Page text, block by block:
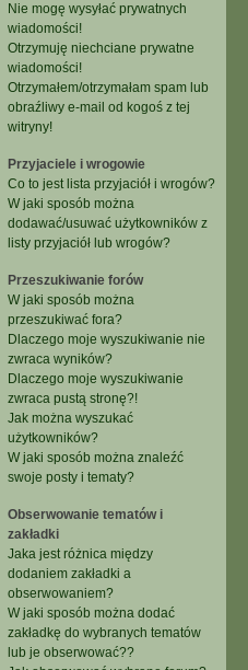
Nie mogę wysyłać prywatnych
wiadomości!
Otrzymuję niechciane prywatne
wiadomości!
Otrzymałem/otrzymałam spam lub
obraźliwy e-mail od kogoś z tej
witryny!
Przyjaciele i wrogowie
Co to jest lista przyjaciół i wrogów?
W jaki sposób można
dodawać/usuwać użytkowników z
listy przyjaciół lub wrogów?
Przeszukiwanie forów
W jaki sposób można
przeszukiwać fora?
Dlaczego moje wyszukiwanie nie
zwraca wyników?
Dlaczego moje wyszukiwanie
zwraca pustą stronę?!
Jak można wyszukać
użytkowników?
W jaki sposób można znaleźć
swoje posty i tematy?
Obserwowanie tematów i
zakładki
Jaka jest różnica między
dodaniem zakładki a
obserwowaniem?
W jaki sposób można dodać
zakładkę do wybranych tematów
lub je obserwować??